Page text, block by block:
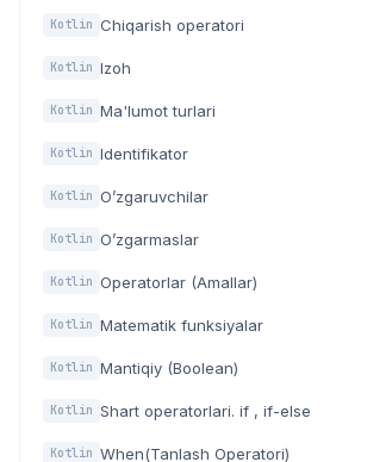
Kotlin Chiqarish operatori
Kotlin Izoh
Kotlin Ma'lumot turlari
Kotlin Identifikator
Kotlin O’zgaruvchilar
Kotlin O’zgarmaslar
Kotlin Operatorlar (Amallar)
Kotlin Matematik funksiyalar
Kotlin Mantiqiy (Boolean)
Kotlin Shart operatorlari. if , if-else
Kotlin When(Tanlash Operatori)